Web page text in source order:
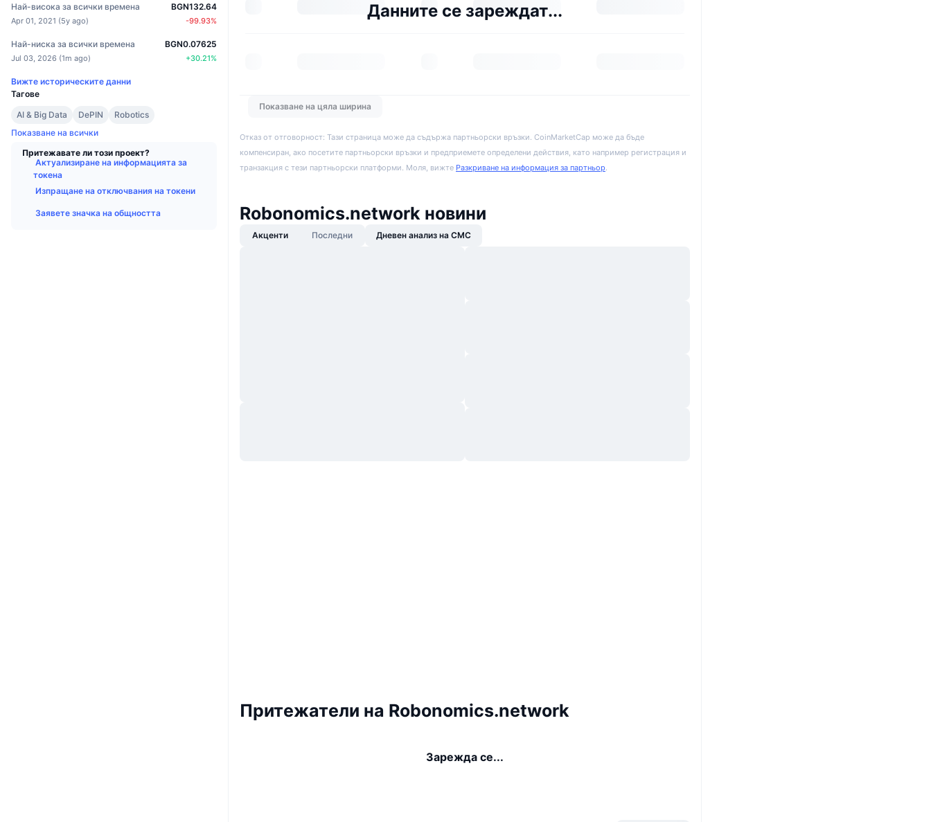
Най-висока за всички времена
Apr 01, 2021 (5y ago)
BGN132.64
-99.93%
Най-ниска за всички времена
Jul 03, 2026 (1m ago)
BGN0.07625
+30.21%
Вижте историческите данни
Тагове
AI & Big Data
DePIN
Robotics
Показване на всички
Притежавате ли този проект?
Актуализиране на информацията за
токена
Изпращане на отключвания на токени
Заявете значка на общността
Данните се зареждат...
Показване на цяла ширина
Отказ от отговорност: Тази страница може да съдържа партньорски връзки. CoinMarketCap може да бъде
компенсиран, ако посетите партньорски връзки и предприемете определени действия, като например регистрация и
транзакция с тези партньорски платформи. Моля, вижте Разкриване на информация за партньор.
Robonomics.network новини
Акценти Последни Дневен анализ на CMC
Притежатели на Robonomics.network
Зарежда се...